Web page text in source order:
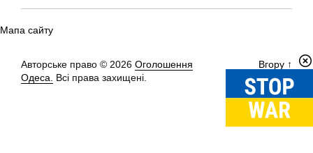
Мапа сайту
Авторське право © 2026 Оголошення
Одеса.
Всі права захищені.
Вгору ↑